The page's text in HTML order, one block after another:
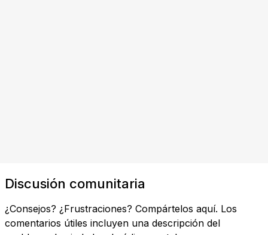
Discusión comunitaria
¿Consejos? ¿Frustraciones? Compártelos aquí. Los
comentarios útiles incluyen una descripción del